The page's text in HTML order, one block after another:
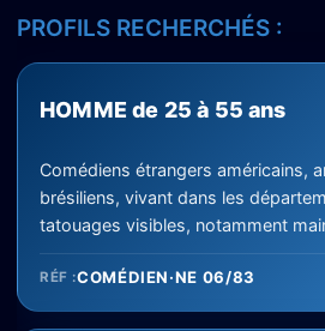
PROFILS RECHERCHÉS :
HOMME de 25 à 55 ans
Comédiens étrangers américains,
brésiliens, vivant dans les
tatouages visibles, notamment
RÉF :COMÉDIEN·NE 06/83